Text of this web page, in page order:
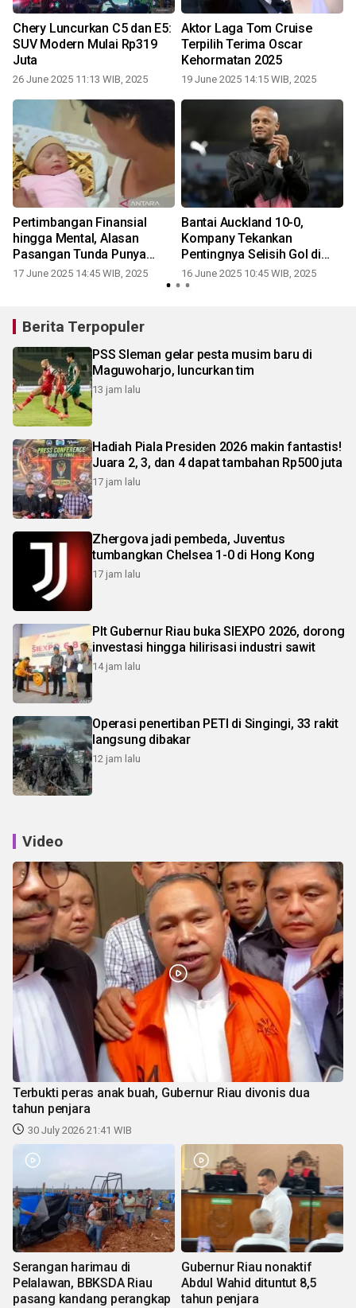
Chery Luncurkan C5 dan E5:
SUV Modern Mulai Rp319
Juta
26 June 2025 11:13 WIB, 2025
Aktor Laga Tom Cruise
Terpilih Terima Oscar
Kehormatan 2025
19 June 2025 14:15 WIB, 2025
Pertimbangan Finansial
hingga Mental, Alasan
Pasangan Tunda Punya
Anak
17 June 2025 14:45 WIB, 2025
Bantai Auckland 10-0,
Kompany Tekankan
Pentingnya Selisih Gol di
Grup Berat
16 June 2025 10:45 WIB, 2025
Berita Terpopuler
PSS Sleman gelar pesta musim baru di
Maguwoharjo, luncurkan tim
13 jam lalu
Hadiah Piala Presiden 2026 makin fantastis!
Juara 2, 3, dan 4 dapat tambahan Rp500 juta
17 jam lalu
Zhergova jadi pembeda, Juventus
tumbangkan Chelsea 1-0 di Hong Kong
17 jam lalu
Plt Gubernur Riau buka SIEXPO 2026, dorong
investasi hingga hilirisasi industri sawit
14 jam lalu
Operasi penertiban PETI di Singingi, 33 rakit
langsung dibakar
12 jam lalu
Video
Terbukti peras anak buah, Gubernur Riau divonis dua
tahun penjara
30 July 2026 21:41 WIB
Serangan harimau di
Pelalawan, BBKSDA Riau
pasang kandang perangkap
Gubernur Riau nonaktif
Abdul Wahid dituntut 8,5
tahun penjara